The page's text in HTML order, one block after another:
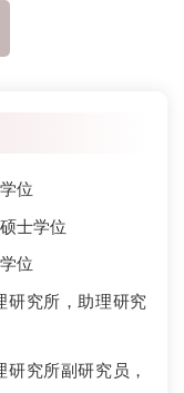
位
士学位
位
究所，助理研究
究所副研究员，